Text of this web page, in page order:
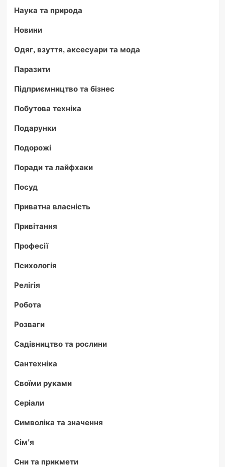
Наука та природа
Новини
Одяг, взуття, аксесуари та мода
Паразити
Підприємництво та бізнес
Побутова техніка
Подарунки
Подорожі
Поради та лайфхаки
Посуд
Приватна власність
Привітання
Професії
Психологія
Релігія
Робота
Розваги
Садівництво та рослини
Сантехніка
Своїми руками
Серіали
Символіка та значення
Сім'я
Сни та прикмети